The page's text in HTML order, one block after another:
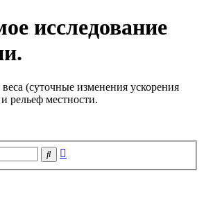
исследование
(суточные изменения ускорения
рельеф местности.
Поиск